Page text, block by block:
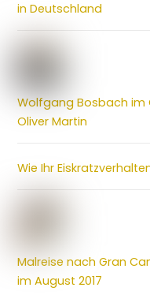
in Deutschland
Wolfgang Bosbach im
Oliver Martin
Wie Ihr
Malreise nach Gran
im August 2017